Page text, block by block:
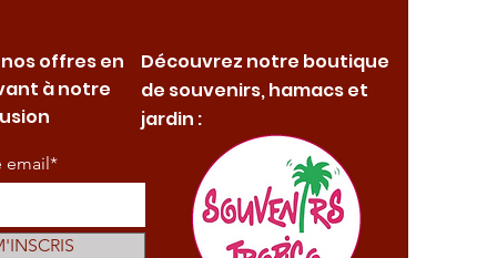
offres en
à notre
email*
Découvrez notre boutique
de souvenirs, hamacs et
jardin :